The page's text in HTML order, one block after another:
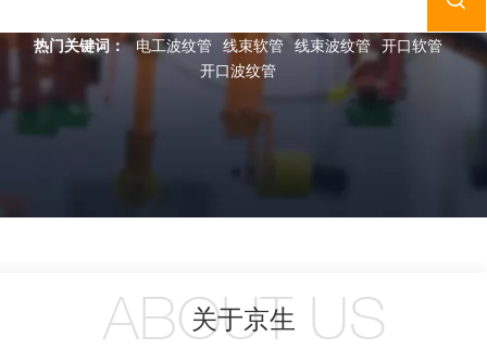
热门关键词： 线束软管 线束波纹管
开口波纹管